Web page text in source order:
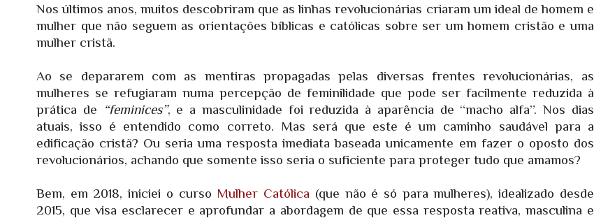
Nos últimos anos, muitos descobriram que as linhas revolucionárias criaram um ideal de homem e
mulher que não seguem as orientações bíblicas e católicas sobre ser um homem cristão e uma
mulher cristã.
Ao se depararem com as mentiras propagadas pelas diversas frentes revolucionárias, as
mulheres se refugiaram numa percepção de feminilidade que pode ser facilmente reduzida à
prática de
“feminices”, e a masculinidade foi reduzida à aparência de “macho alfa”. Nos dias
atuais, isso é entendido como correto. Mas será que este é um caminho saudável para a
edificação cristã? Ou seria uma resposta imediata baseada unicamente em fazer o oposto dos
revolucionários, achando que somente isso seria o suficiente para proteger tudo que amamos?
Bem, em 2018, iniciei o curso Mulher Católica (que não é só para mulheres), idealizado desde
2015, que visa esclarecer e aprofundar a abordagem de que essa resposta reativa, masculina e